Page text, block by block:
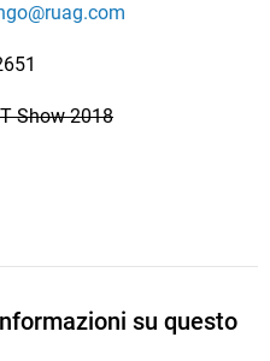
Show 2018
su questo